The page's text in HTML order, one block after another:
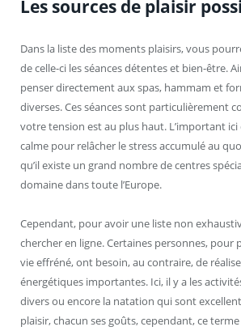
Les sources de plaisir
Dans la liste des moments plaisirs, vous
de celle-ci les séances détentes et bien-être.
penser directement aux spas, hammam et
diverses. Ces séances sont particulièrement
votre tension est au plus haut. L’important
calme pour relâcher le stress accumulé au
qu’il existe un grand nombre de centres
domaine dans toute l’Europe.
Cependant, pour avoir une liste non
chercher en ligne. Certaines personnes, pour
vie effréné, ont besoin, au contraire, de
énergétiques importantes. Ici, il y a les
divers ou encore la natation qui sont
plaisir, chacun ses goûts, cependant, ce